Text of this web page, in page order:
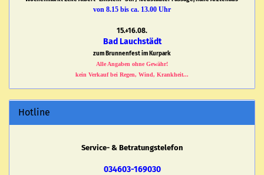
von 8.15 bis ca. 13.00 Uhr
15.+16.08.
Bad Lauchstädt
zum Brunnenfest im Kurpark
Alle Angaben ohne Gewähr!
kein Verkauf bei Regen, Wind, Krankheit...
Hotline
Service- & Betratungstelefon
034603-169030